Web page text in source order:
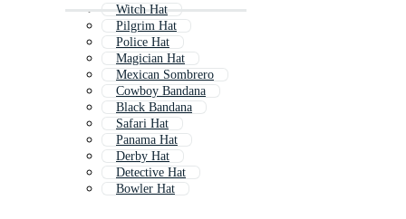
Witch Hat
Pilgrim Hat
Police Hat
Magician Hat
Mexican Sombrero
Cowboy Bandana
Black Bandana
Safari Hat
Panama Hat
Derby Hat
Detective Hat
Bowler Hat